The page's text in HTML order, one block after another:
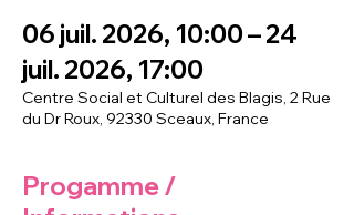
06 juil. 2026, 10:00 – 24
juil. 2026, 17:00
Centre Social et Culturel des Blagis, 2 Rue
du Dr Roux, 92330 Sceaux, France
Progamme /